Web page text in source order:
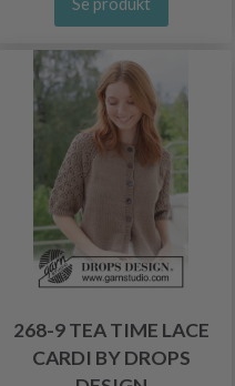
268-9 TEA TIME LACE
CARDI BY DROPS